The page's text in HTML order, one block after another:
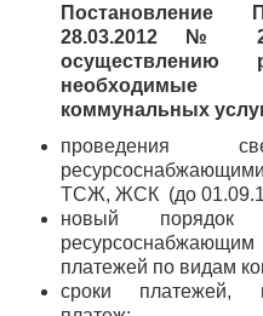
28.03.2012 №
осуществлению
необходимые
коммунальных
проведения
ТСЖ, ЖСК (до
новый порядок
платежей по видам
сроки платежей,